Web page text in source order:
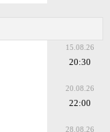
15.08.26
20:30
20.08.26
22:00
28.08.26